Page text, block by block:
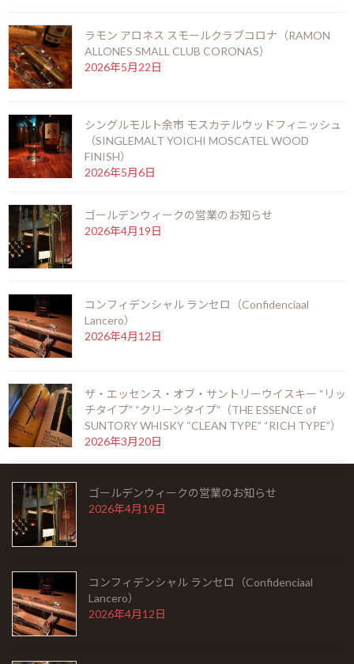
ニューグローブ 10年（NEW GROVE 10 years）
2026年7月12日
お陰をもちましてスーペルノーバ北新地店は14周
年を迎えることとなりました。
2026年6月29日
ビッグピート33年 コニャック＆シェリーフィニ
ッシュ（BIG PEAT 33years COGNAC & SHERRY
ラモン アロネス スモールクラブコロナ（RAMON
ALLONES SMALL CLUB CORONAS）
2026年5月22日
シングルモルト余市 モスカテルウッドフィニッシ
ュ（SINGLEMALT YOICHI MOSCATEL WOOD
FINISH）
2026年5月6日
ゴールデンウィークの営業のお知らせ
2026年4月19日
コンフィデンシャル ランセロ（Confidenciaal
Lancero）
2026年4月12日
ラモン アロネス スモールクラブコロナ（RAMON
ALLONES SMALL CLUB CORONAS）
2026年5月22日
シングルモルト余市 モスカテルウッドフィニッシュ
（SINGLEMALT YOICHI MOSCATEL WOOD
FINISH）
2026年5月6日
ゴールデンウィークの営業のお知らせ
2026年4月19日
コンフィデンシャル ランセロ（Confidenciaal
Lancero）
2026年4月12日
ザ・エッセンス・オブ・サントリーウイスキー “リッ
チタイプ” “クリーンタイプ”（THE ESSENCE of
SUNTORY WHISKY “CLEAN TYPE” “RICH TYPE”）
2026年3月20日
HOME
お知らせ
Barとは
シガーを愉しむ
銘酒に出会う